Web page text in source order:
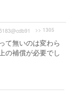
>> 1305
て無いのは変わら
の補償が必要でし